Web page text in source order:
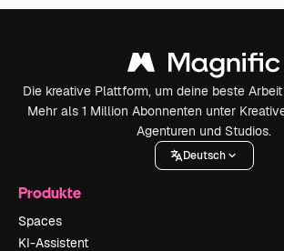
Die kreative Plattform, um deine beste
Mehr als 1 Million Abonnenten unter
Agenturen und Studios.
Deutsch
Produkte
Spaces
KI-Assistent